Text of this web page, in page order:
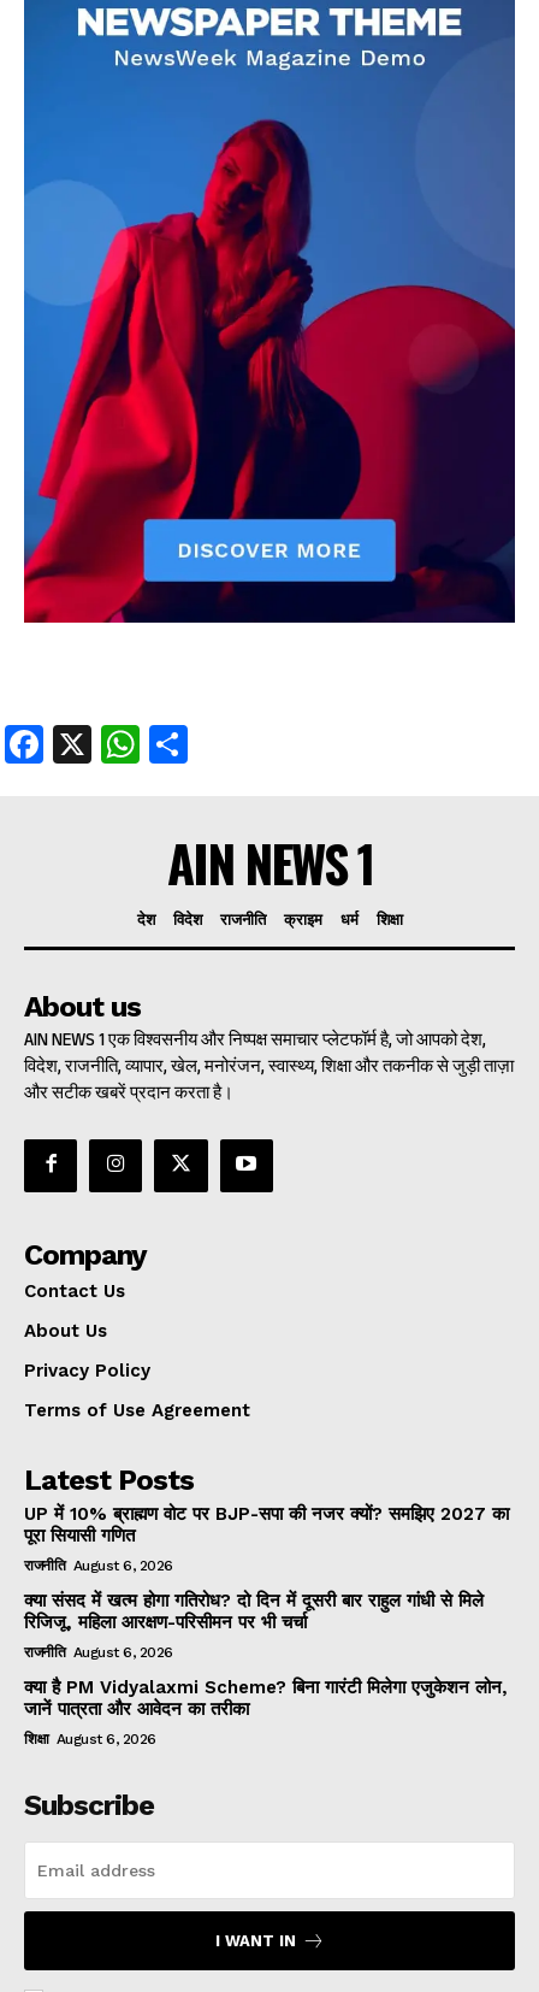
AIN NEWS 1
Contact Us
Privacy Policy
Terms of Use Agreement
Facebook
X WhatsApp
Share
Facebook
X WhatsApp
AIN NEWS 1
देश विदेश राजनीति क्राइम धर्म शिक्षा
About us
AIN NEWS 1 एक विश्वसनीय और निष्पक्ष समाचार प्लेटफॉर्म है, जो आपको देश,
विदेश, राजनीति, व्यापार, खेल, मनोरंजन, स्वास्थ्य, शिक्षा और तकनीक से जुड़ी ताज़ा
और सटीक खबरें प्रदान करता है।
Company
Contact Us
About Us
Privacy Policy
Terms of Use Agreement
Latest Posts
UP में 10% ब्राह्मण वोट पर BJP-सपा की नजर क्यों? समझिए 2027 का
पूरा सियासी गणित
राजनीति August 6, 2026
क्या संसद में खत्म होगा गतिरोध? दो दिन में दूसरी बार राहुल गांधी से मिले
रिजिजू, महिला आरक्षण-परिसीमन पर भी चर्चा
राजनीति August 6, 2026
क्या है PM Vidyalaxmi Scheme? बिना गारंटी मिलेगा एजुकेशन लोन,
जानें पात्रता और आवेदन का तरीका
शिक्षा August 6, 2026
Subscribe
I WANT IN